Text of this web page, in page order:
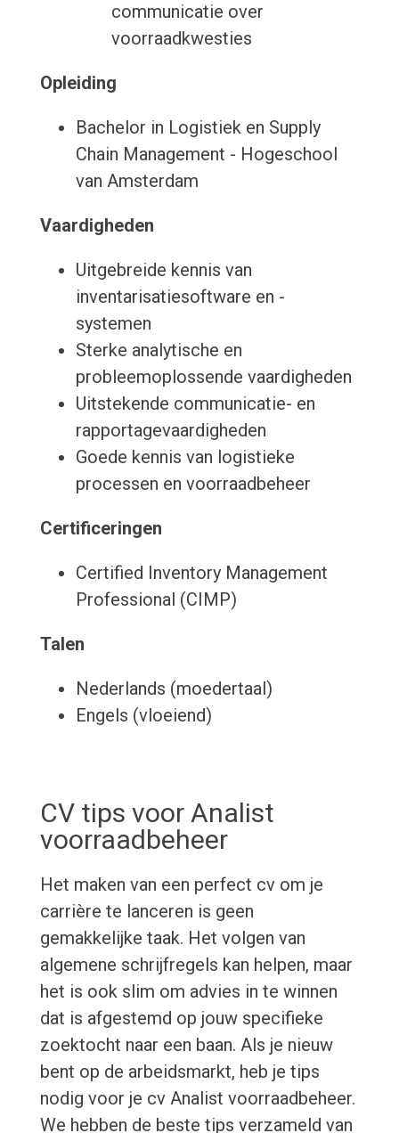
communicatie over
voorraadkwesties
Opleiding
Bachelor in Logistiek en Supply
Chain Management - Hogeschool
van Amsterdam
Vaardigheden
Uitgebreide kennis van
inventarisatiesoftware en -
systemen
Sterke analytische en
probleemoplossende vaardigheden
Uitstekende communicatie- en
rapportagevaardigheden
Goede kennis van logistieke
processen en voorraadbeheer
Certificeringen
Certified Inventory Management
Professional (CIMP)
Talen
Nederlands (moedertaal)
Engels (vloeiend)
CV tips voor Analist
voorraadbeheer
Het maken van een perfect cv om je
carrière te lanceren is geen
gemakkelijke taak. Het volgen van
algemene schrijfregels kan helpen, maar
het is ook slim om advies in te winnen
dat is afgestemd op jouw specifieke
zoektocht naar een baan. Als je nieuw
bent op de arbeidsmarkt, heb je tips
nodig voor je cv Analist voorraadbeheer.
We hebben de beste tips verzameld van